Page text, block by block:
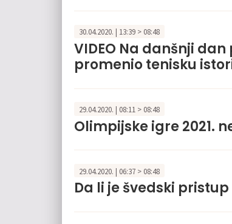
30.04.2020. | 13:39 > 08:48
VIDEO Na danšnji
promenio tenisku
29.04.2020. | 08:11 > 08:48
Olimpijske igre 2021.
29.04.2020. | 06:37 > 08:48
Da li je švedski